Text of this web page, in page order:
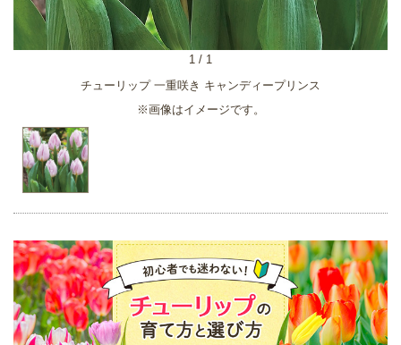
チューリップ 一重咲き キャンディープリンス
※画像はイメージです。
1 / 1